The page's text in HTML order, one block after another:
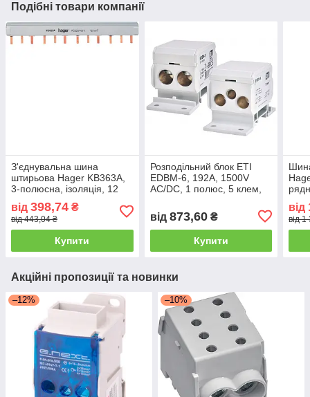
Подібні товари компанії
З'єднувальна шина
штирьова Hager KB363A,
3-полюсна, ізоляція, 12
від 398,74 ₴
від 443,04 ₴
Купити
Розподільний блок ETI
EDBM-6, 192А, 1500V
AC/DC, 1 полюс, 5 клем,
від 873,60₴
Купити
від
від
Акційні пропозиції та новинки
–12% –10%